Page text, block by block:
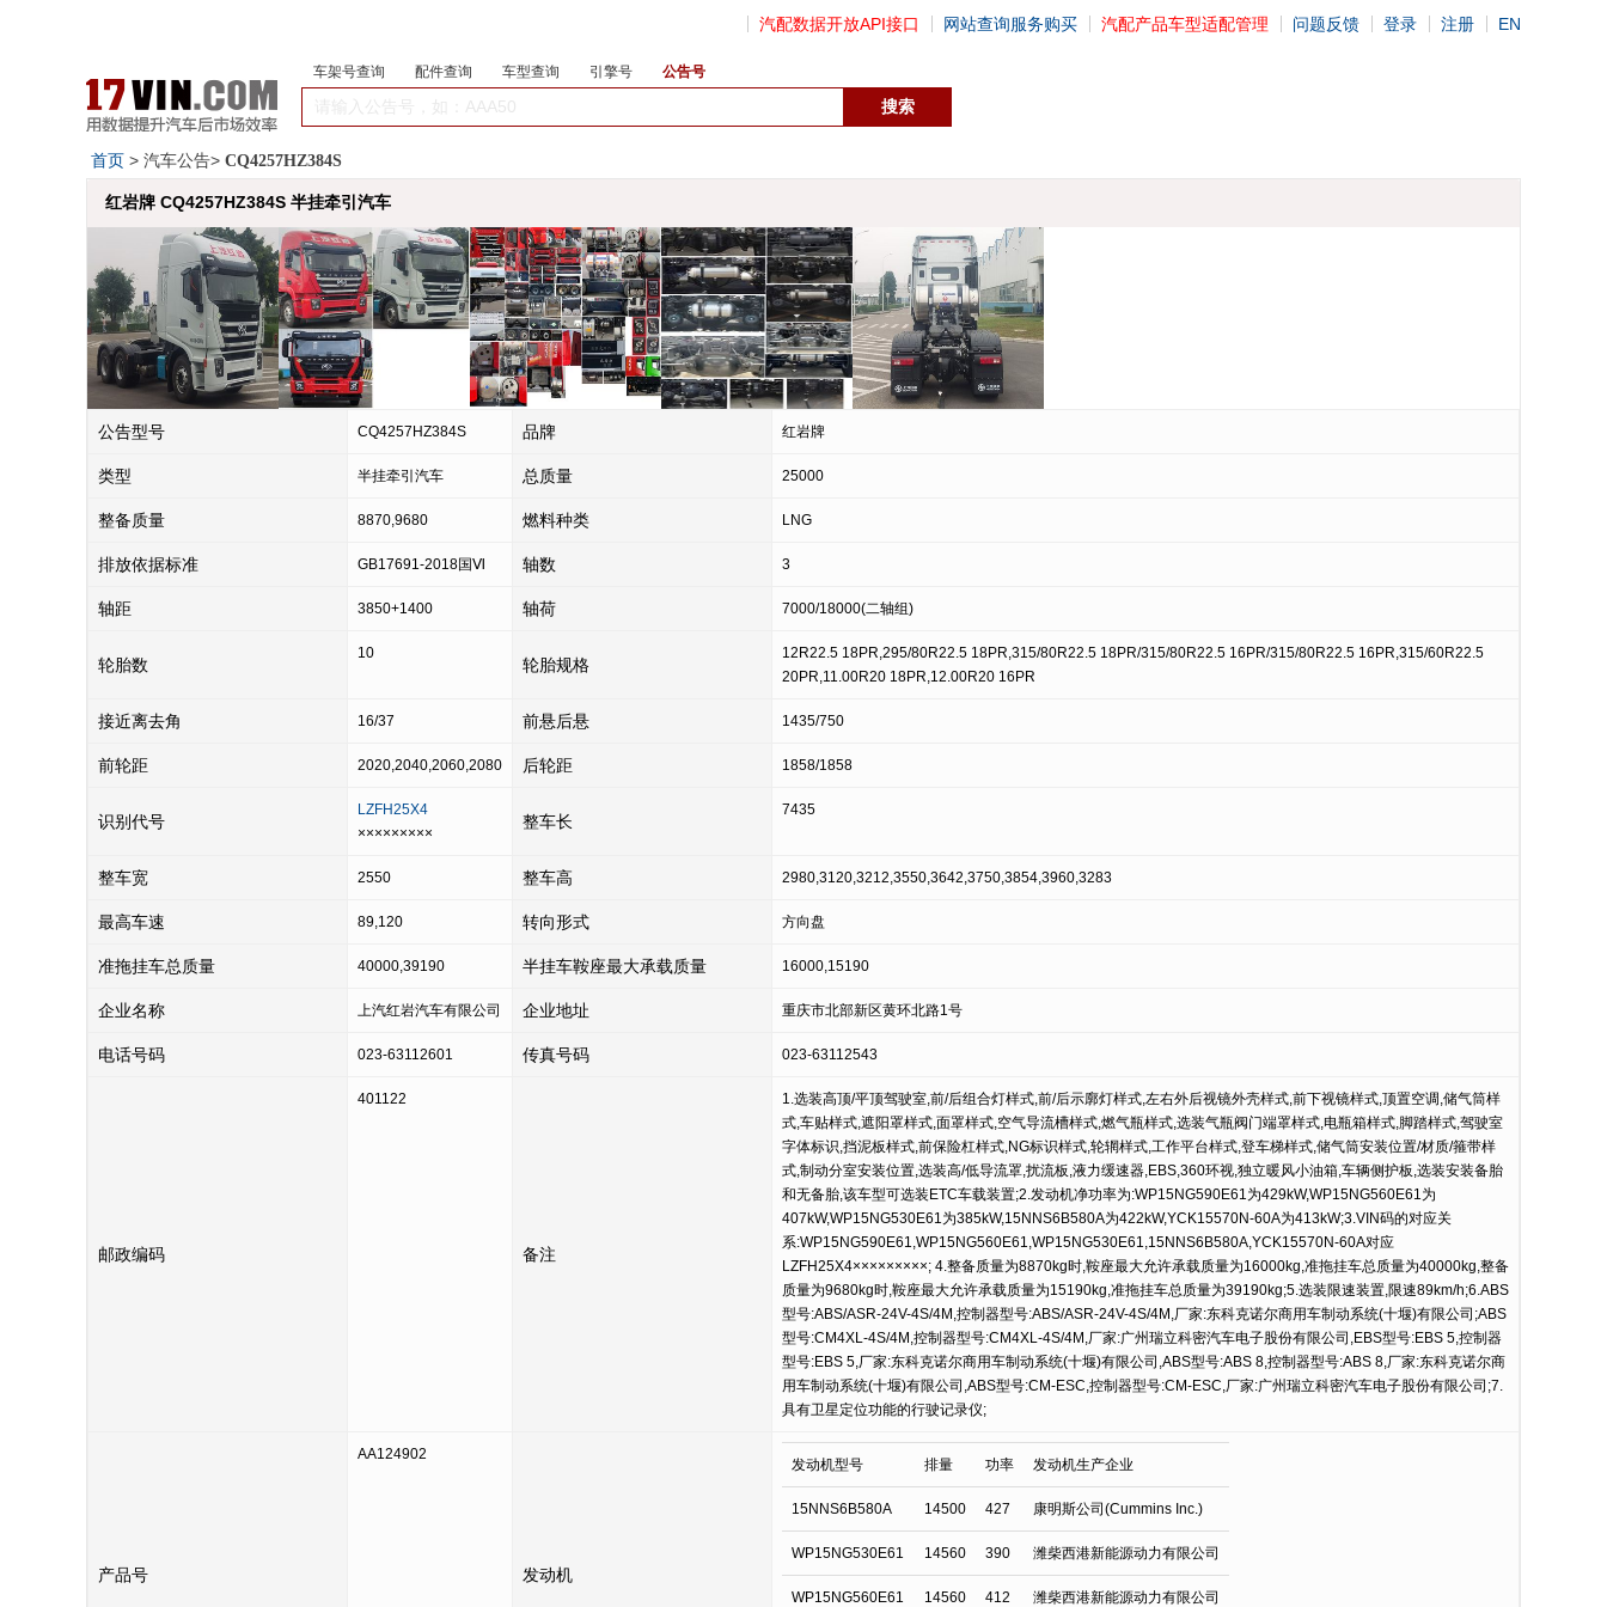
汽配数据开放API接口 网站查询服务购买 汽配产品车型适配管理 问题反馈 登录 注册 EN
车架号查询 配件查询 车型查询 引擎号 公告号
首页 > 汽车公告> CQ4257HZ384S
红岩牌 CQ4257HZ384S 半挂牵引汽车
公告型号 CQ4257HZ384S 品牌 红岩牌
类型 半挂牵引汽车 总质量 25000
整备质量 8870,9680 燃料种类 LNG
排放依据标准 GB17691-2018国Ⅵ 轴数 3
轴距 3850+1400 轴荷 7000/18000(二轴组)
轮胎数
10
轮胎规格
12R22.5 18PR,295/80R22.5 18PR,315/80R22.5 18PR/315/80R22.5 16PR/315/80R22.5 16PR,315/60R22.5
20PR,11.00R20 18PR,12.00R20 16PR
接近离去角 16/37 前悬后悬 1435/750
前轮距 2020,2040,2060,2080 后轮距 1858/1858
识别代号
LZFH25X4
×××××××××
整车长
7435
整车宽 2550 整车高 2980,3120,3212,3550,3642,3750,3854,3960,3283
最高车速 89,120 转向形式 方向盘
准拖挂车总质量 40000,39190 半挂车鞍座最大承载质量 16000,15190
企业名称 上汽红岩汽车有限公司 企业地址 重庆市北部新区黄环北路1号
电话号码 023-63112601 传真号码 023-63112543
邮政编码
401122
备注
1.选装高顶/平顶驾驶室,前/后组合灯样式,前/后示廓灯样式,左右外后视镜外壳样式,前下视镜样式,顶置空调,储气筒样
式,车贴样式,遮阳罩样式,面罩样式,空气导流槽样式,燃气瓶样式,选装气瓶阀门端罩样式,电瓶箱样式,脚踏样式,驾驶室
字体标识,挡泥板样式,前保险杠样式,NG标识样式,轮辋样式,工作平台样式,登车梯样式,储气筒安装位置/材质/箍带样
式,制动分室安装位置,选装高/低导流罩,扰流板,液力缓速器,EBS,360环视,独立暖风小油箱,车辆侧护板,选装安装备胎
和无备胎,该车型可选装ETC车载装置;2.发动机净功率为:WP15NG590E61为429kW,WP15NG560E61为
407kW,WP15NG530E61为385kW,15NNS6B580A为422kW,YCK15570N-60A为413kW;3.VIN码的对应关
系:WP15NG590E61,WP15NG560E61,WP15NG530E61,15NNS6B580A,YCK15570N-60A对应
LZFH25X4×××××××××; 4.整备质量为8870kg时,鞍座最大允许承载质量为16000kg,准拖挂车总质量为40000kg,整备
质量为9680kg时,鞍座最大允许承载质量为15190kg,准拖挂车总质量为39190kg;5.选装限速装置,限速89km/h;6.ABS
型号:ABS/ASR-24V-4S/4M,控制器型号:ABS/ASR-24V-4S/4M,厂家:东科克诺尔商用车制动系统(十堰)有限公司;ABS
型号:CM4XL-4S/4M,控制器型号:CM4XL-4S/4M,厂家:广州瑞立科密汽车电子股份有限公司,EBS型号:EBS 5,控制器
型号:EBS 5,厂家:东科克诺尔商用车制动系统(十堰)有限公司,ABS型号:ABS 8,控制器型号:ABS 8,厂家:东科克诺尔商
用车制动系统(十堰)有限公司,ABS型号:CM-ESC,控制器型号:CM-ESC,厂家:广州瑞立科密汽车电子股份有限公司;7.
具有卫星定位功能的行驶记录仪;
产品号
AA124902
发动机
发动机型号 排量 功率 发动机生产企业
15NNS6B580A 14500 427 康明斯公司(Cummins Inc.)
WP15NG530E61 14560 390 潍柴西港新能源动力有限公司
WP15NG560E61 14560 412 潍柴西港新能源动力有限公司